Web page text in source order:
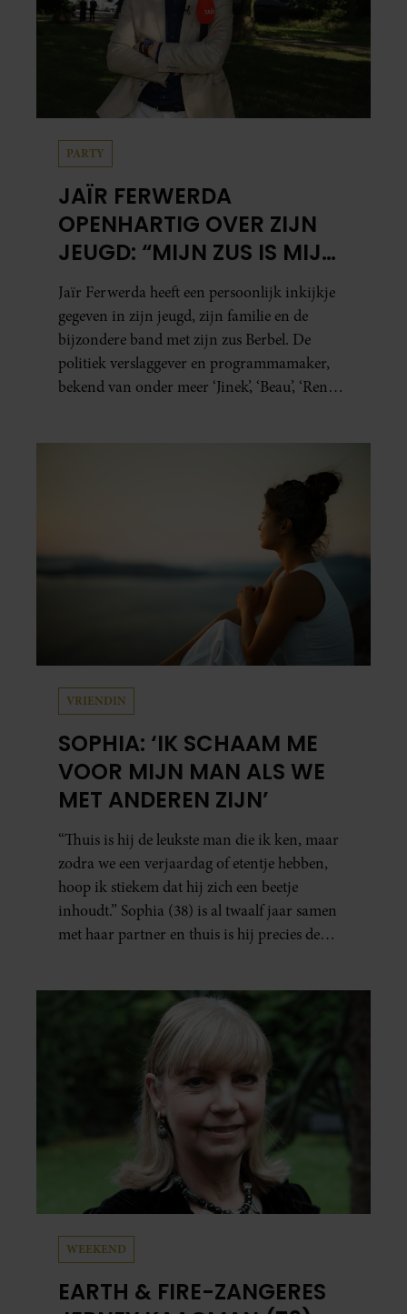
PARTY
JAÏR FERWERDA
OPENHARTIG OVER ZIJN
JEUGD: “MIJN ZUS IS MIJN
MORELE KOMPAS”
Jaïr Ferwerda heeft een persoonlijk inkijkje
gegeven in zijn jeugd, zijn familie en de
bijzondere band met zijn zus Berbel. De
politiek verslaggever en programmamaker,
bekend van onder meer ‘Jinek’, ‘Beau’, ‘Renze’,
VRIENDIN
SOPHIA: ‘IK SCHAAM ME
VOOR MIJN MAN ALS WE
MET ANDEREN ZIJN’
“Thuis is hij de leukste man die ik ken, maar
zodra we een verjaardag of etentje hebben,
hoop ik stiekem dat hij zich een beetje
inhoudt.” Sophia (38) is al twaalf jaar samen
met haar partner en thuis is hij precies de
vaker schaamt zodra ze samen onder de
WEEKEND
EARTH & FIRE-ZANGERES